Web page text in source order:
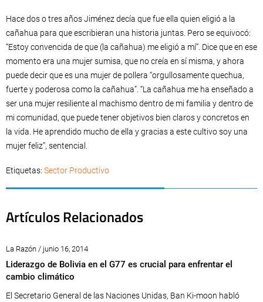
Hace dos o tres años Jiménez decía que fue ella quien eligió a la
cañahua para que escribieran una historia juntas. Pero se equivocó:
“Estoy convencida de que (la cañahua) me eligió a mí”. Dice que en ese
momento era una mujer sumisa, que no creía en sí misma, y ahora
puede decir que es una mujer de pollera “orgullosamente quechua,
fuerte y poderosa como la cañahua”. “La cañahua me ha enseñado a
ser una mujer resiliente al machismo dentro de mi familia y dentro de
mi comunidad, que puede tener objetivos bien claros y concretos en
la vida. He aprendido mucho de ella y gracias a este cultivo soy una
mujer feliz”, sentencial.
Etiquetas: Sector Productivo
Artículos Relacionados
La Razón / junio 16, 2014
Liderazgo de Bolivia en el G77 es crucial para enfrentar el
cambio climático
El Secretario General de las Naciones Unidas, Ban Ki-moon habló